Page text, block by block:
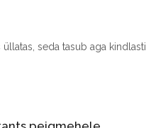
seda tasub aga kindlasti